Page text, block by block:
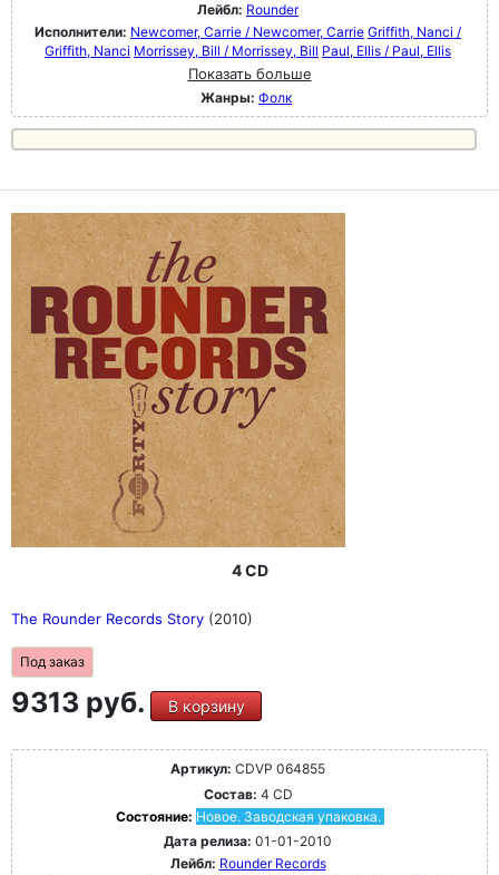
Лейбл: Rounder
Исполнители: Newcomer, Carrie / Newcomer, Carrie Griffith, Nanci /
Griffith, Nanci Morrissey, Bill / Morrissey, Bill Paul, Ellis / Paul, Ellis
Показать больше
Жанры: Фолк
4 CD
The Rounder Records Story (2010)
Под заказ
9313 руб. В корзину
Артикул: CDVP 064855
Состав: 4 CD
Состояние: Новое. Заводская упаковка.
Дата релиза: 01-01-2010
Лейбл: Rounder Records